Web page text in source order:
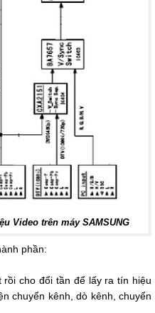
Video trên máy SAMSUNG
phần:
cho đổi tần để lấy ra tín hiệu
chuyển kênh, dò kênh, chuyển